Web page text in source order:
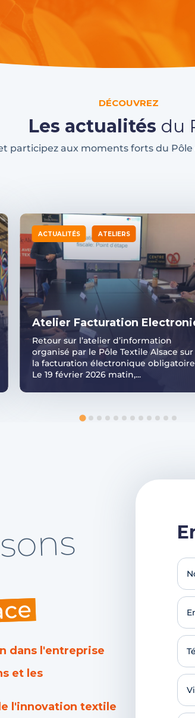
DÉCOUVREZ
Les actualités du
participez aux moments forts du Pôle
ACTUALITÉS ATELIERS
Atelier Facturation
Retour sur l’atelier d’information
organisé par le Pôle Textile Alsace sur
la facturation électronique obligatoire
Le 19 février 2026 matin,...
dans l'entreprise
et les
l'innovation textile